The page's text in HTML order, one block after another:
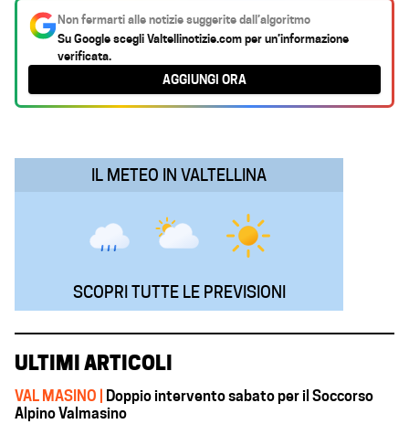
c
e
b
o
t
s
A
k
e
d
e
g
r
a
i
l
Non fermarti alle notizie suggerite dall’algoritmo
Su Google scegliValtellinotizie.comper un’informazione
verificata.
AGGIUNGI ORA
IL METEO IN VALTELLINA
SCOPRI TUTTE LE PREVISIONI
ULTIMI ARTICOLI
VAL MASINO |
Doppio intervento sabato per il Soccorso
Alpino Valmasino